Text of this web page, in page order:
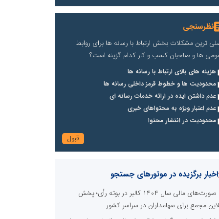
نظرسنجی
ترین مشکلات بخش ارتباط با رسانه ها برای روابط
ها و صاحبان کسب و کار کدام گزینه است؟
هزینه های بالای ارتباط با رسانه ها
محدودیت ها و خطوط قرمز داخلی رسانه ها
عدم داشتن ایده در ارائه خدمات رسانه ای
عدم اعتبار ویژه به محتواهای خبری
محدودیت در انتشار محتوا
اخبار برگزیده در موتورهای جستجو
صورت‌های مالی سال ۱۴۰۴ کالبر در بوته رأی؛ پخش
مجمع برای سهامداران در سراسر کشور